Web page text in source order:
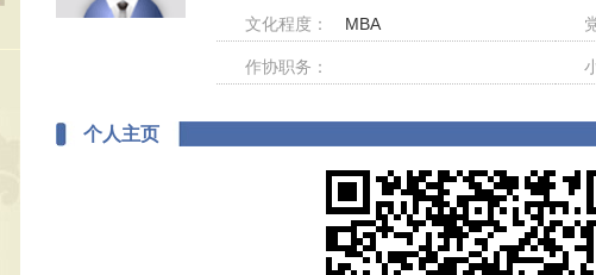
文化程度： MBA
作协职务：
个人主页